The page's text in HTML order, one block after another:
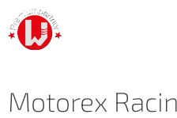
Motorex